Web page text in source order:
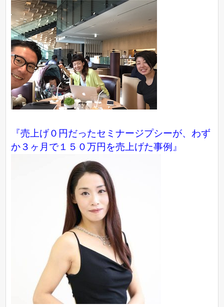
『売上げ０円だったセミナージプシーが、わず
か３ヶ月で１５０万円を売上げた事例』